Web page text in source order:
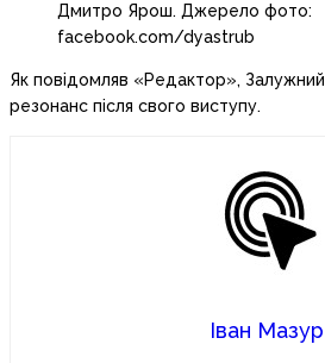
Дмитро Ярош. Джерело фото:
facebook.com/dyastrub
Як повідомляв «Редактор», Залужний
резонанс після свого виступу.
Іван Мазур